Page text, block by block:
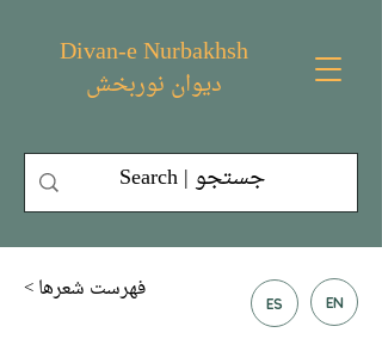
Divan-e Nurbakhsh
دیوان نوربخش
< فهرست شعر‌ها ES EN